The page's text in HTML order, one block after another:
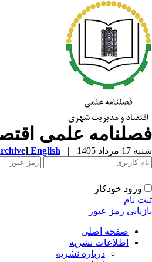
فصلنامه علمی
شنبه 17 مرداد 1405 |
English
]
ورود خودکار
ثبت نام
بازیابی رمز عبور
صفحه اصلی
اطلاعات نشریه
درباره نشریه